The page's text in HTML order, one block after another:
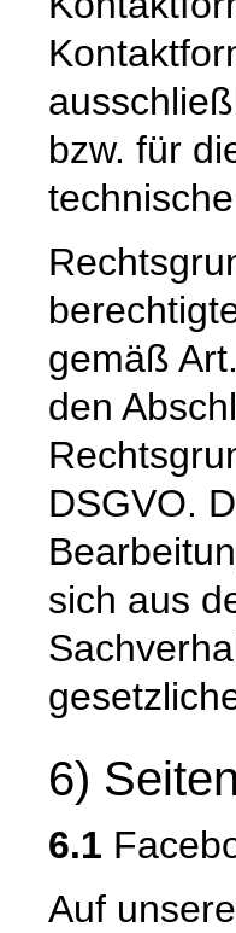
bzw. für
gemäß
den
DSGVO.
sich aus
6)
6.1
Auf